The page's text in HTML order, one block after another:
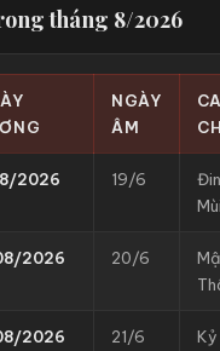
tháng 8/2026
NGÀY
ÂM
2026 19/6
Mùi
2026 20/6
2026 21/6
Kỷ